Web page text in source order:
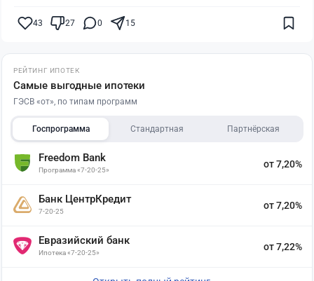
43 27 0 15
РЕЙТИНГ ИПОТЕК
Самые выгодные ипотеки
ГЭСВ «от», по типам программ
Госпрограмма Стандартная Партнёрская
Freedom Bank
Программа «7-20-25»
от 7,20%
Банк ЦентрКредит
7-20-25
от 7,20%
Евразийский банк
Ипотека «7-20-25»
от 7,22%